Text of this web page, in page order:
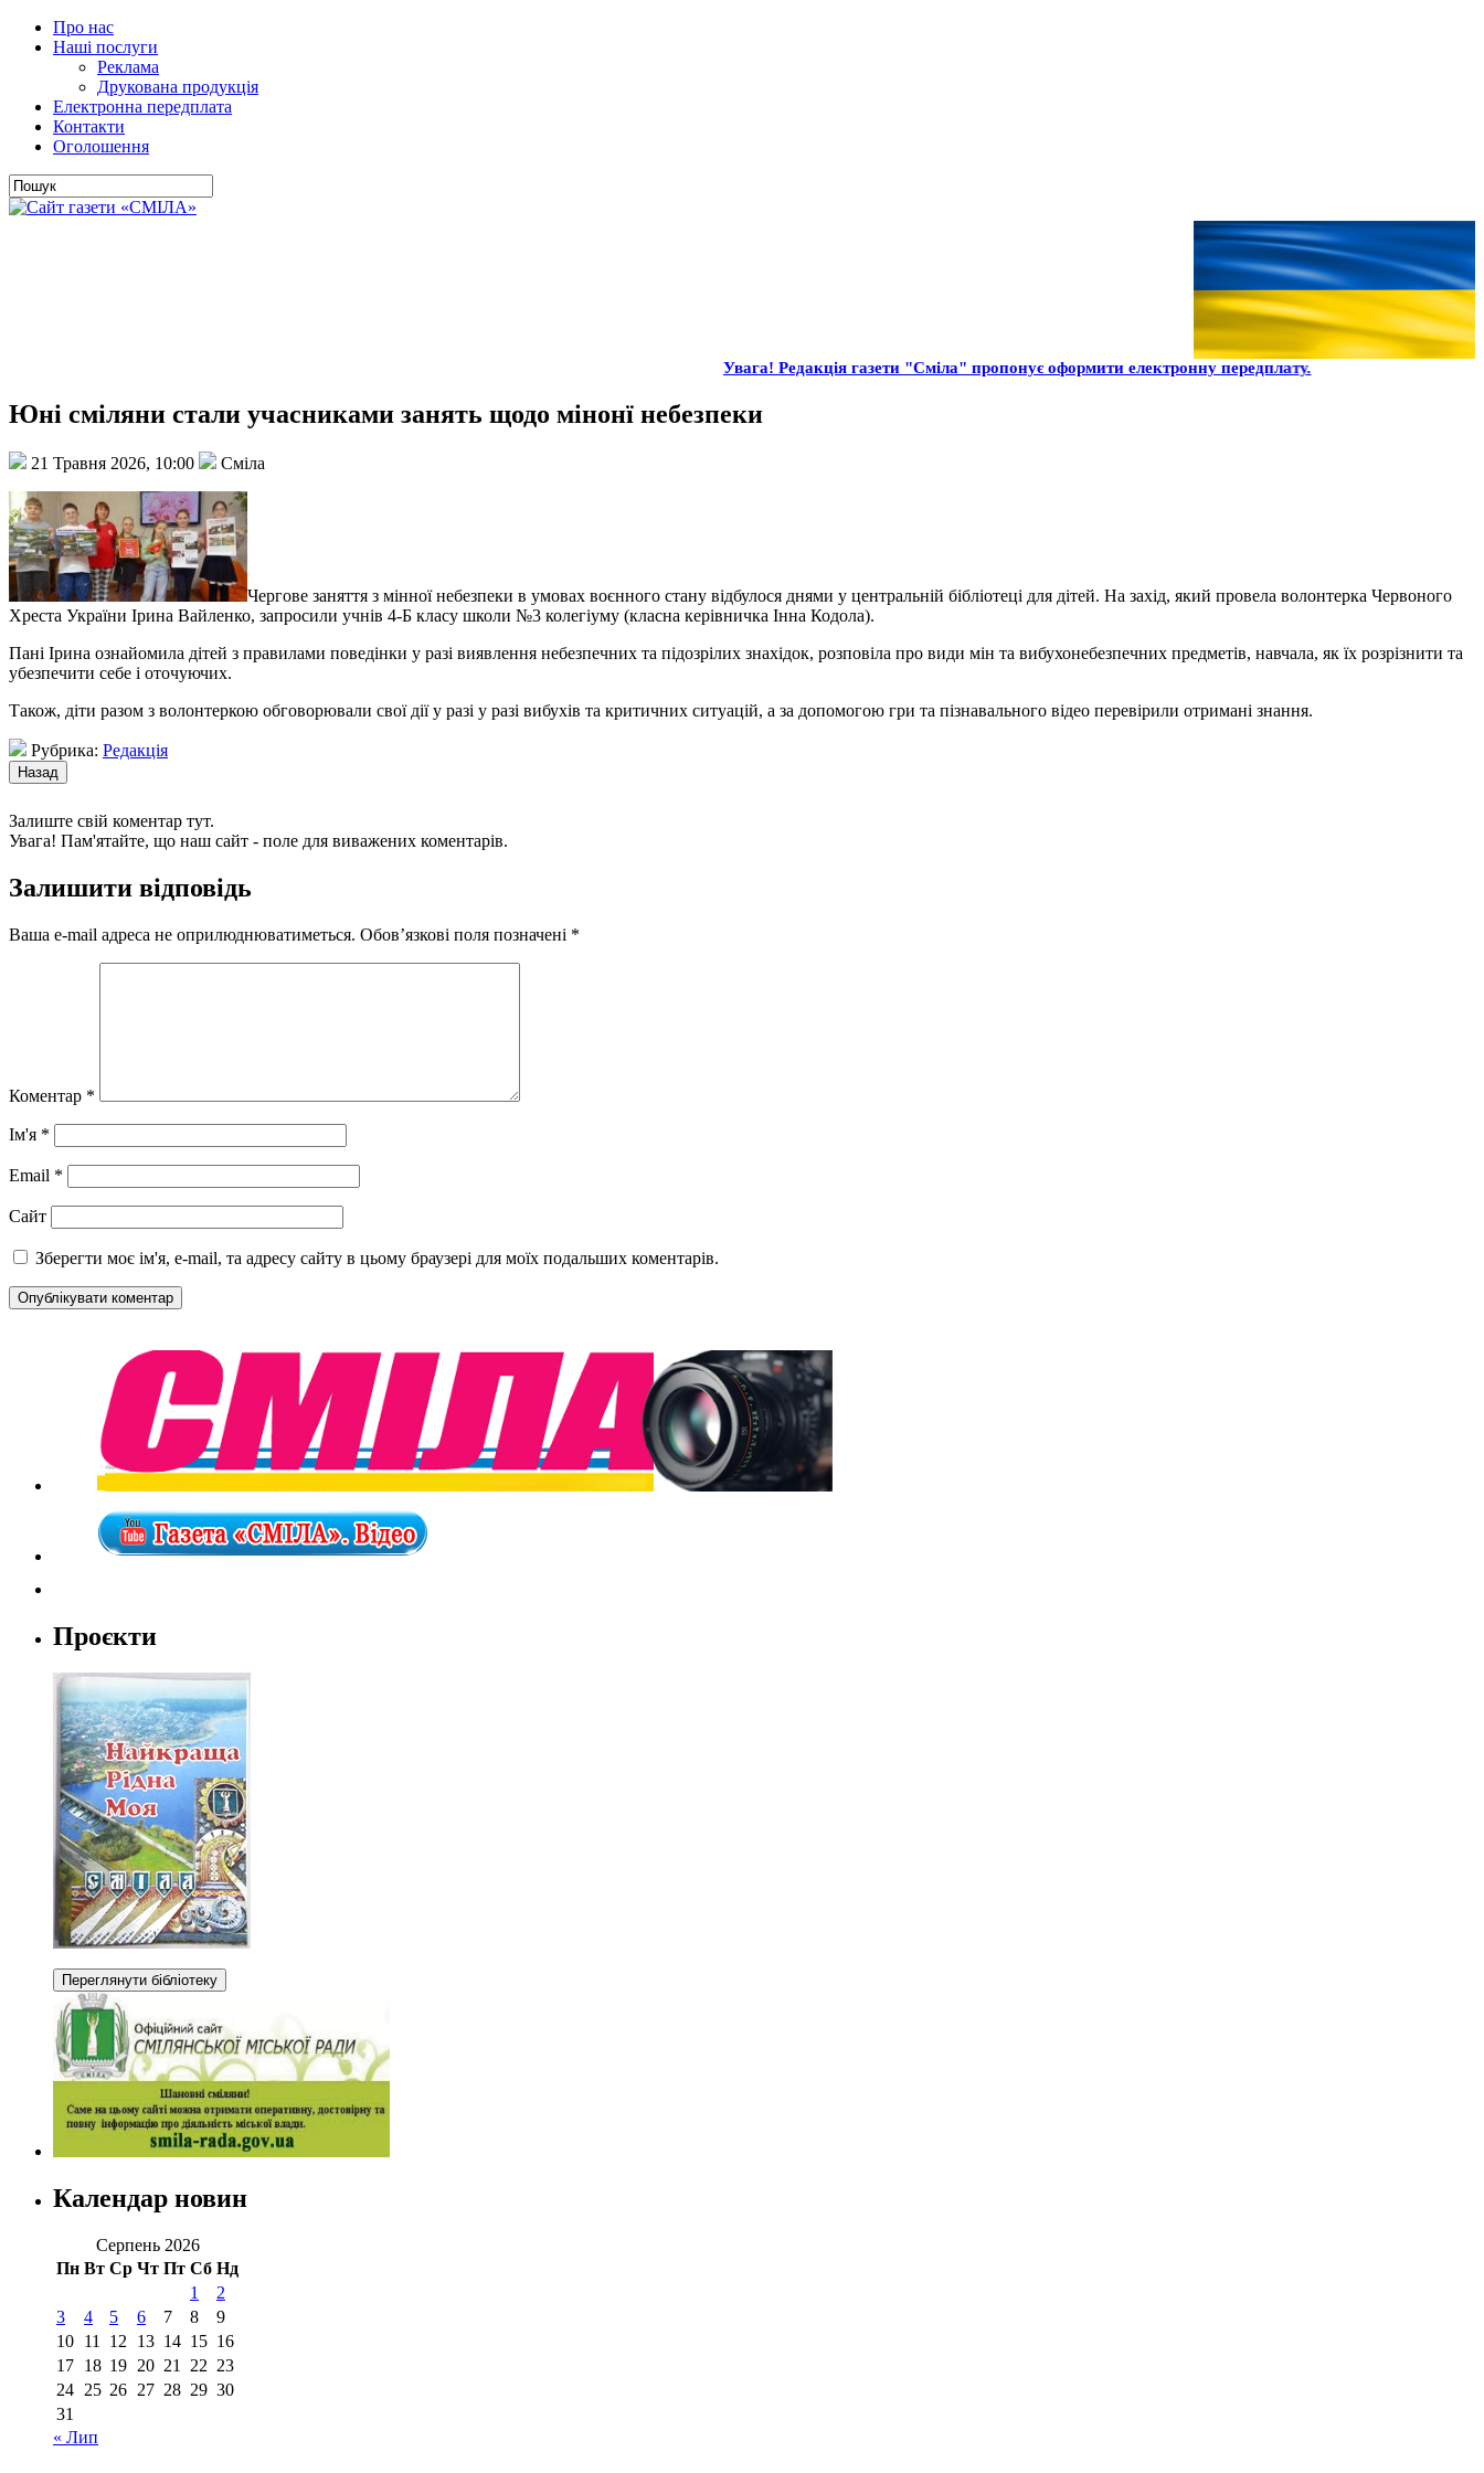
Про нас
Наші послуги
Реклама
Друкована продукція
Електронна передплата
Контакти
Оголошення
Увага! Редакція газети "Сміла" пропонує оформити електронну передплату.
Юні сміляни стали учасниками занять щодо мінонї небезпеки
21 Травня 2026, 10:00 Сміла
Чергове заняття з мінної небезпеки в умовах воєнного стану відбулося днями у центральній бібліотеці для дітей. На захід, який провела волонтерка Червоного
Хреста України Ірина Вайленко, запросили учнів 4-Б класу школи №3 колегіуму (класна керівничка Інна Кодола).
Пані Ірина ознайомила дітей з правилами поведінки у разі виявлення небезпечних та підозрілих знахідок, розповіла про види мін та вибухонебезпечних предметів, навчала, як їх розрізнити та
убезпечити себе і оточуючих.
Також, діти разом з волонтеркою обговорювали свої дії у разі у разі вибухів та критичних ситуацій, а за допомогою гри та пізнавального відео перевірили отримані знання.
Рубрика: Редакція
Залиште свій коментар тут.
Увага! Пам'ятайте, що наш сайт - поле для виважених коментарів.
Залишити відповідь
Ваша e-mail адреса не оприлюднюватиметься. Обов’язкові поля позначені *
Коментар *
Ім'я *
Email *
Сайт
Зберегти моє ім'я, e-mail, та адресу сайту в цьому браузері для моїх подальших коментарів.
Проєкти
Календар новин
Серпень 2026
Пн Вт Ср Чт Пт Сб Нд
1
2
3
4 5 6 7 8
9
10 11 12 13 14 15 16
17 18 19 20 21 22 23
24 25 26 27 28 29 30
31
« Лип